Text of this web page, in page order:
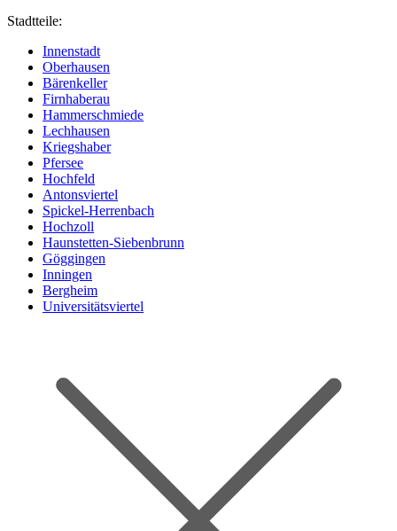
Stadtteile:
Innenstadt
Oberhausen
Bärenkeller
Firnhaberau
Hammerschmiede
Lechhausen
Kriegshaber
Pfersee
Hochfeld
Antonsviertel
Spickel-Herrenbach
Hochzoll
Haunstetten-Siebenbrunn
Göggingen
Inningen
Bergheim
Universitätsviertel